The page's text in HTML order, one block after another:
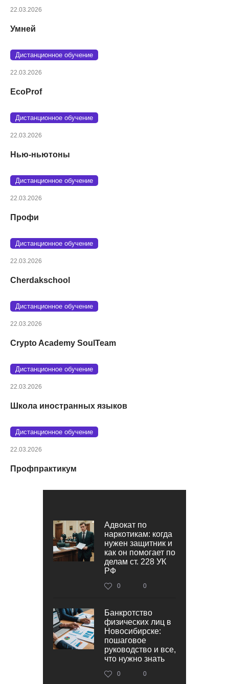
22.03.2026
Умней
Дистанционное обучение
22.03.2026
EcoProf
Дистанционное обучение
22.03.2026
Нью-ньютоны
Дистанционное обучение
22.03.2026
Профи
Дистанционное обучение
22.03.2026
Cherdakschool
Дистанционное обучение
22.03.2026
Crypto Academy SoulTeam
Дистанционное обучение
22.03.2026
Школа иностранных языков
Дистанционное обучение
22.03.2026
Профпрактикум
Адвокат по
наркотикам: когда
нужен защитник и
как он помогает по
делам ст. 228 УК
РФ
0 0
Банкротство
физических лиц в
Новосибирске:
пошаговое
руководство и все,
что нужно знать
0 0